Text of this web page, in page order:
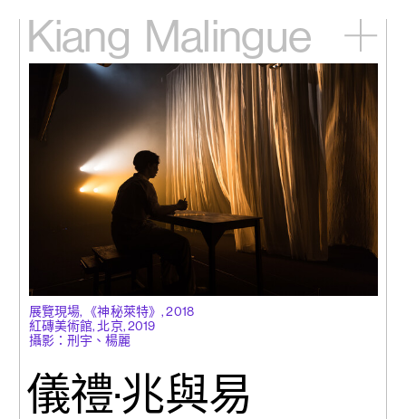
Kiang Malingue
主頁
藝術家
視頻
新訊
關於我們
English
儀禮·兆與易
展覽現場, 《神秘萊特》, 2018
紅磚美術館, 北京, 2019
攝影：刑宇、楊麗